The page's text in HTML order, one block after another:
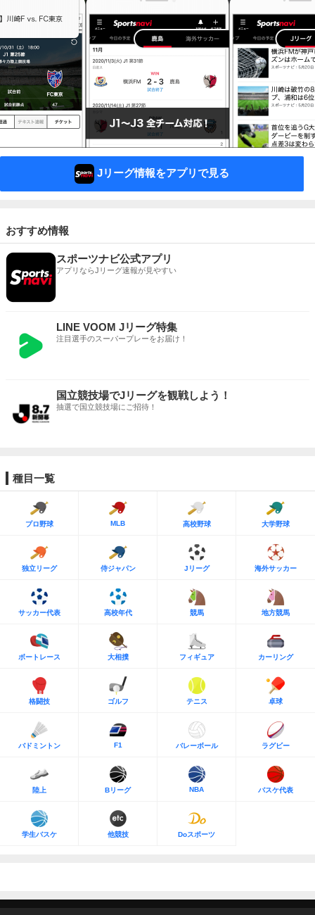
Jリーグ情報をアプリで見る
おすすめ情報
スポーツナビ公式アプリ
アプリならJリーグ速報が見やすい
LINE VOOM Jリーグ特集
注目選手のスーパープレーをお届け！
国立競技場でJリーグを観戦しよう！
抽選で国立競技場にご招待！
種目一覧
プロ野球 MLB 高校野球 大学野球
独立リーグ 侍ジャパン Jリーグ 海外サッカー
サッカー代表 高校年代 競馬 地方競馬
ボートレース 大相撲 フィギュア カーリング
格闘技 ゴルフ テニス 卓球
バドミントン F1 バレーボール ラグビー
陸上 Bリーグ NBA バスケ代表
学生バスケ 他競技 Doスポーツ